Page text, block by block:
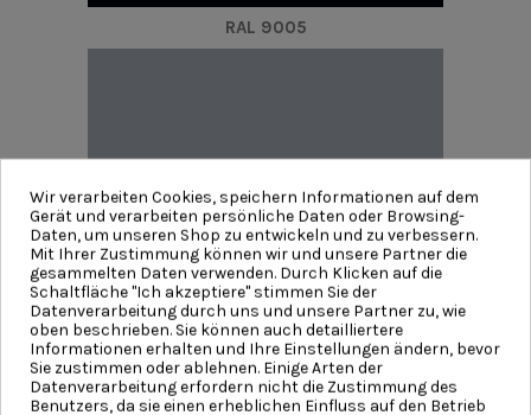
RAL 9005
Wir verarbeiten Cookies, speichern Informationen auf dem
Gerät und verarbeiten persönliche Daten oder Browsing-
Daten, um unseren Shop zu entwickeln und zu verbessern.
Mit Ihrer Zustimmung können wir und unsere Partner die
gesammelten Daten verwenden. Durch Klicken auf die
Schaltfläche "Ich akzeptiere" stimmen Sie der
Datenverarbeitung durch uns und unsere Partner zu, wie
oben beschrieben. Sie können auch detailliertere
Informationen erhalten und Ihre Einstellungen ändern, bevor
Sie zustimmen oder ablehnen. Einige Arten der
Datenverarbeitung erfordern nicht die Zustimmung des
Benutzers, da sie einen erheblichen Einfluss auf den Betrieb